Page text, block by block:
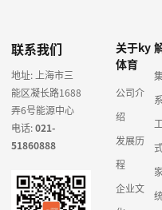
联系我们
地址: 上海市三
能区凝长路1688
弄6号能源中心
电话:021-
51860888
关于ky
体育
公司介
绍
发展历
程
企业文